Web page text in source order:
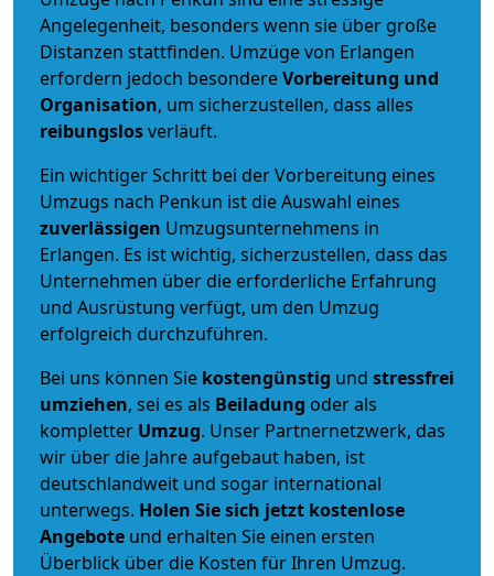
Angelegenheit, besonders wenn sie über große
Distanzen stattfinden. Umzüge von Erlangen
erfordern jedoch besondereVorbereitung und
Organisation, um sicherzustellen, dass alles
reibungslosverläuft.
Ein wichtiger Schritt bei der Vorbereitung eines
Umzugs nach Penkun ist die Auswahl eines
zuverlässigen Umzugsunternehmens in
Erlangen. Es ist wichtig, sicherzustellen, dass das
Unternehmen über die erforderliche Erfahrung
und Ausrüstung verfügt, um den Umzug
erfolgreich durchzuführen.
Bei uns können Sie kostengünstig und stressfrei
umziehen, sei es als Beiladung oder als
kompletter Umzug. Unser Partnernetzwerk, das
wir über die Jahre aufgebaut haben, ist
deutschlandweit und sogar international
unterwegs. Holen Sie sich jetzt kostenlose
Angebote und erhalten Sie einen ersten
Überblick über die Kosten für Ihren Umzug.